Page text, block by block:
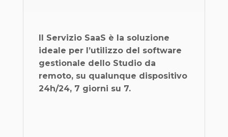
Il Servizio SaaS è la soluzione
ideale per l’utilizzo del software
gestionale dello Studio da
remoto, su qualunque dispositivo
24h/24, 7 giorni su 7.